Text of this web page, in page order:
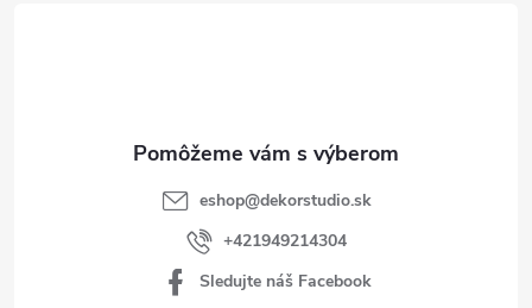
eshop@dekorstudio.sk
+421949214304
Sledujte náš Facebook